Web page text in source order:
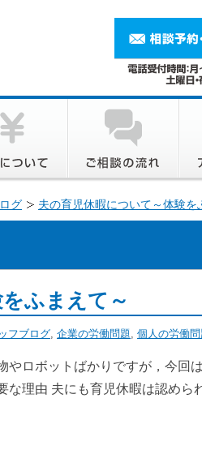
グ 夫の育児休暇について～体験を
ふまえて～
フブログ, 企業の労働問題, 個人の労働問
ロボットばかりですが，今回
理由 夫にも育児休暇は認めら